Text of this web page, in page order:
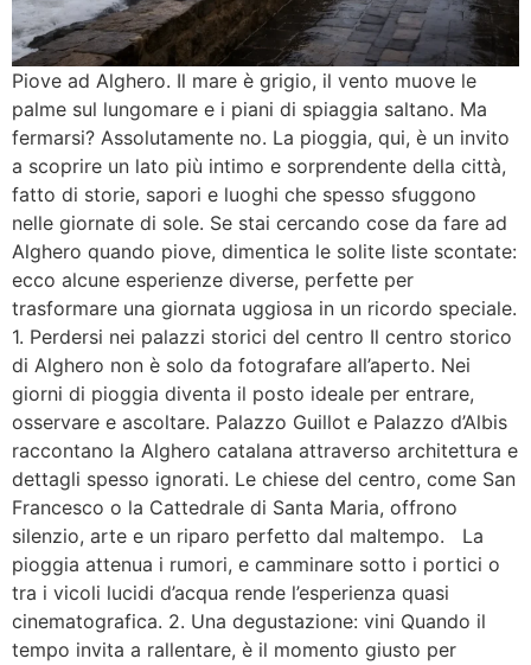
Piove ad Alghero. Il mare è grigio, il vento muove le
palme sul lungomare e i piani di spiaggia saltano. Ma
fermarsi? Assolutamente no. La pioggia, qui, è un invito
a scoprire un lato più intimo e sorprendente della città,
fatto di storie, sapori e luoghi che spesso sfuggono
nelle giornate di sole. Se stai cercando cose da fare ad
Alghero quando piove, dimentica le solite liste scontate:
ecco alcune esperienze diverse, perfette per
trasformare una giornata uggiosa in un ricordo speciale.
1. Perdersi nei palazzi storici del centro Il centro storico
di Alghero non è solo da fotografare all’aperto. Nei
giorni di pioggia diventa il posto ideale per entrare,
osservare e ascoltare. Palazzo Guillot e Palazzo d’Albis
raccontano la Alghero catalana attraverso architettura e
dettagli spesso ignorati. Le chiese del centro, come San
Francesco o la Cattedrale di Santa Maria, offrono
silenzio, arte e un riparo perfetto dal maltempo. La
pioggia attenua i rumori, e camminare sotto i portici o
tra i vicoli lucidi d’acqua rende l’esperienza quasi
cinematografica. 2. Una degustazione: vini Quando il
tempo invita a rallentare, è il momento giusto per